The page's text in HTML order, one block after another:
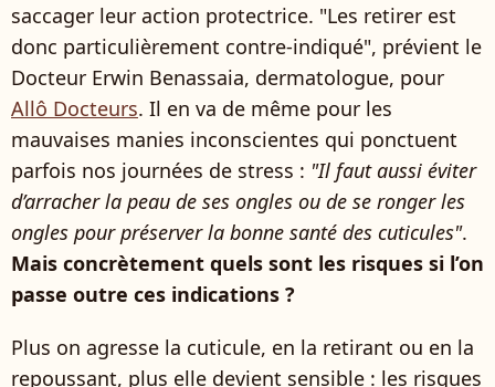
saccager leur action protectrice. "Les retirer est
donc particulièrement contre-indiqué", prévient le
Docteur Erwin Benassaia, dermatologue, pour
Allô Docteurs. Il en va de même pour les
mauvaises manies inconscientes qui ponctuent
parfois nos journées de stress : "Il faut aussi éviter
d’arracher la peau de ses ongles ou de se ronger les
ongles pour préserver la bonne santé des cuticules".
Mais concrètement quels sont les risques si l’on
passe outre ces indications ?
Plus on agresse la cuticule, en la retirant ou en la
repoussant, plus elle devient sensible : les risques